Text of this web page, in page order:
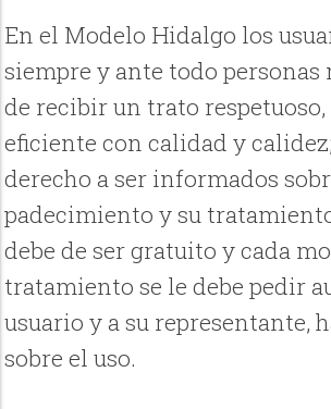
En el Modelo Hidalgo los
siempre y ante todo personas
de recibir un trato
eficiente con calidad y
derecho a ser informados
padecimiento y su
debe de ser gratuito y cada
tratamiento se le debe pedir
usuario y a su representante,
sobre el uso.